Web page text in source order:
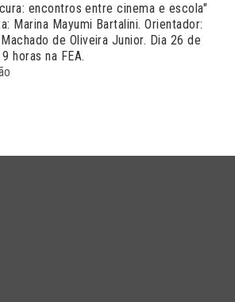
encontros entre cinema e escola"
Marina Mayumi Bartalini. Orientador:
de Oliveira Junior. Dia 26 de
horas na FEA.